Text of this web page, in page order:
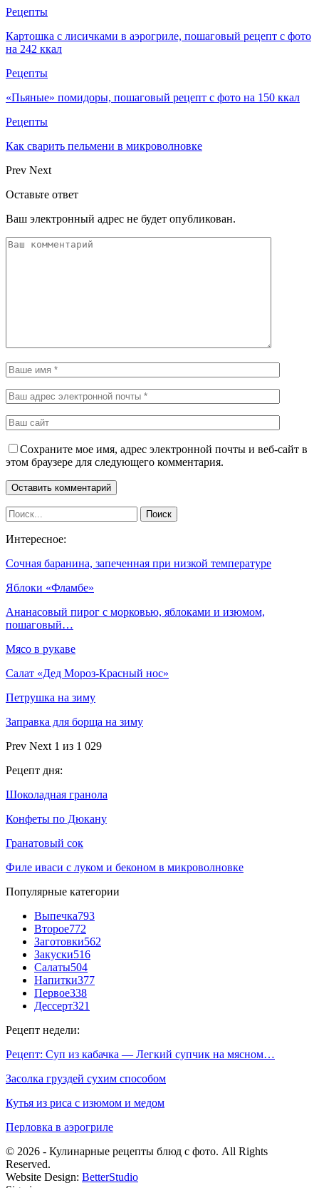
Рецепты
Картошка с лисичками в аэрогриле, пошаговый рецепт с фото
на 242 ккал
Рецепты
«Пьяные» помидоры, пошаговый рецепт с фото на 150 ккал
Рецепты
Как сварить пельмени в микроволновке
Prev Next
Оставьте ответ
Ваш электронный адрес не будет опубликован.
Сохраните мое имя, адрес электронной почты и веб-сайт в
этом браузере для следующего комментария.
Интересное:
Сочная баранина, запеченная при низкой температуре
Яблоки «Фламбе»
Ананасовый пирог с морковью, яблоками и изюмом,
пошаговый…
Мясо в рукаве
Салат «Дед Мороз-Красный нос»
Петрушка на зиму
Заправка для борща на зиму
Prev Next 1 из 1 029
Рецепт дня:
Шоколадная гранола
Конфеты по Дюкану
Гранатовый сок
Филе иваси с луком и беконом в микроволновке
Популярные категории
Выпечка793
Второе772
Заготовки562
Закуски516
Салаты504
Напитки377
Первое338
Дессерт321
Рецепт недели:
Рецепт: Суп из кабачка — Легкий супчик на мясном…
Засолка груздей сухим способом
Кутья из риса с изюмом и медом
Перловка в аэрогриле
© 2026 - Кулинарные рецепты блюд с фото. All Rights
Reserved.
Website Design: BetterStudio